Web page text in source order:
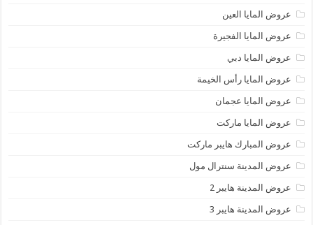
عروض المايا العين
عروض المايا الفجيرة
عروض المايا دبي
عروض المايا رأس الخيمة
عروض المايا عجمان
عروض المايا ماركت
عروض المبارك هايبر ماركت
عروض المدينة سنترال مول
عروض المدينة هايبر 2
عروض المدينة هايبر 3